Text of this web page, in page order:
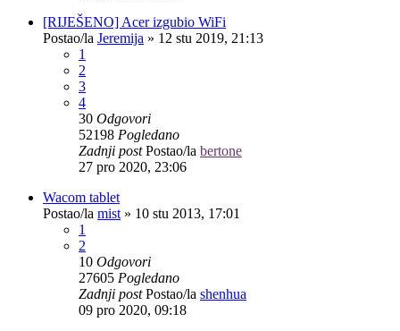
[RIJEŠENO] Acer izgubio WiFi
Postao/la Jeremija » 12 stu 2019, 21:13
1
2
3
4
30 Odgovori
52198 Pogledano
Zadnji postPostao/la bertone
27 pro 2020, 23:06
Wacom tablet
Postao/la mist » 10 stu 2013, 17:01
1
2
10 Odgovori
27605 Pogledano
Zadnji postPostao/la shenhua
09 pro 2020, 09:18